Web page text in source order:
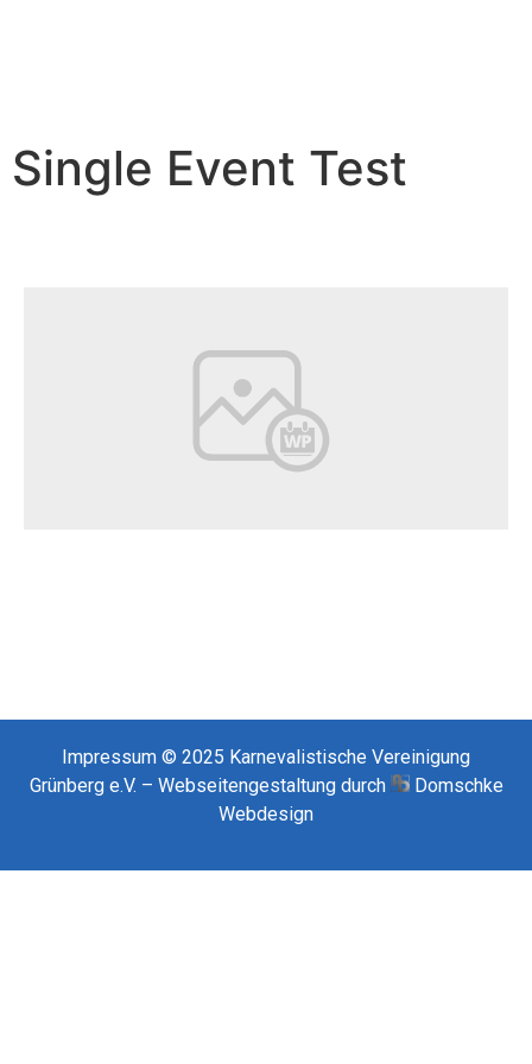
Single Event Test
Impressum © 2025 Karnevalistische Vereinigung
Grünberg e.V. – Webseitengestaltung durch
Domschke
Webdesign